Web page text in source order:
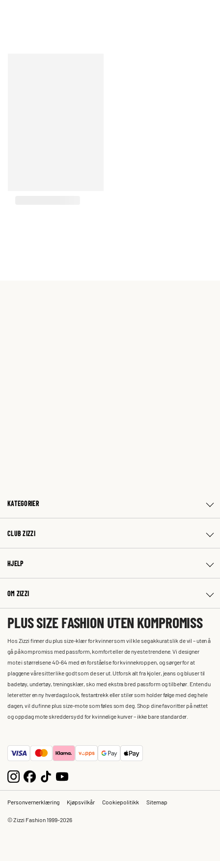
KATEGORIER
CLUB ZIZZI
HJELP
OM ZIZZI
PLUS SIZE FASHION UTEN KOMPROMISS
Hos Zizzi finner du plus size-klær for kvinner som vil kle seg akkurat slik de vil – uten å
gå på kompromiss med passform, komfort eller de nyeste trendene. Vi designer
mote i størrelsene 40–64 med en forståelse for kvinnekroppen, og sørger for at
plaggene våre sitter like godt som de ser ut. Utforsk alt fra kjoler, jeans og bluser til
badetøy, undertøy, treningsklær, sko med ekstra bred passform og tilbehør. Enten du
leter etter en ny hverdagslook, festantrekk eller stiler som holder følge med deg hele
dagen, vil du finne plus size-mote som føles som deg. Shop dine favoritter på nettet
og oppdag mote skreddersydd for kvinnelige kurver – ikke bare standarder.
Personvernerklæring Kjøpsvilkår Cookiepolitikk Sitemap
© Zizzi Fashion 1999-2026